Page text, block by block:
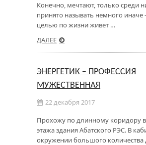
Конечно, мечтают, только среди
принято называть немного иначе
целью по жизни живет …
ДАЛЕЕ
ЭНЕРГЕТИК – ПРОФЕССИЯ
МУЖЕСТВЕННАЯ
22 декабря 2017
Прохожу по длинному коридору
этажа здания Абатского РЭС. В
окружении большого количества